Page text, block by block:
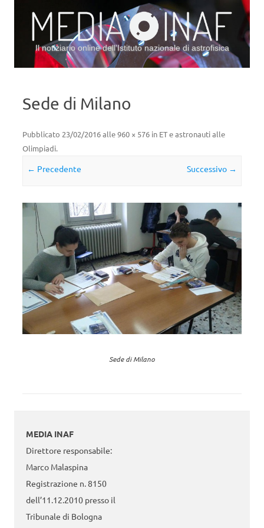
Il notiziario online dell’Istituto nazionale di astrofisica
Sede di Milano
Pubblicato 23/02/2016alle960 × 576 in ET e astronauti alle
Olimpiadi.
← Precedente Successivo →
Sede di Milano
MEDIA INAF
Direttore responsabile:
Marco Malaspina
Registrazione n. 8150
dell’11.12.2010 presso il
Tribunale di Bologna